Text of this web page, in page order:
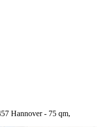
Hannover - 75 qm,